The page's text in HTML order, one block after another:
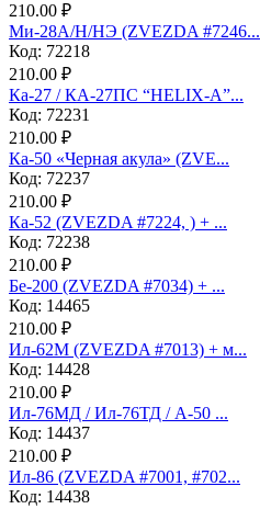
210.00 ₽
Ми-28А/Н/НЭ (ZVEZDA #7246...
Код: 72218
210.00 ₽
Ка-27 / КА-27ПС “HELIX-A”...
Код: 72231
210.00 ₽
Ка-50 «Черная акула» (ZVE...
Код: 72237
210.00 ₽
Ка-52 (ZVEZDA #7224, ) + ...
Код: 72238
210.00 ₽
Бе-200 (ZVEZDA #7034) + ...
Код: 14465
210.00 ₽
Ил-62М (ZVEZDA #7013) + м...
Код: 14428
210.00 ₽
Ил-76МД / Ил-76ТД / А-50 ...
Код: 14437
210.00 ₽
Ил-86 (ZVEZDA #7001, #702...
Код: 14438